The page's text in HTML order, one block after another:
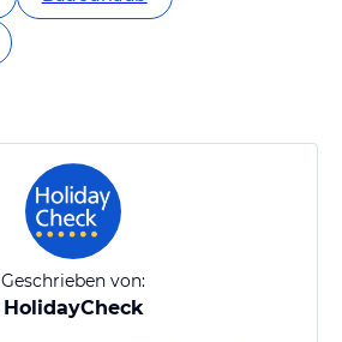
Geschrieben von:
HolidayCheck